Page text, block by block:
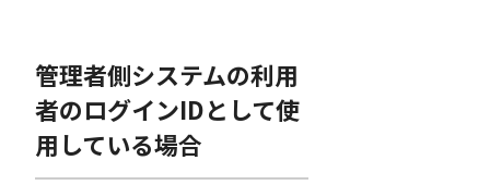
管理者側システムの利用
者のログインIDとして使
用している場合